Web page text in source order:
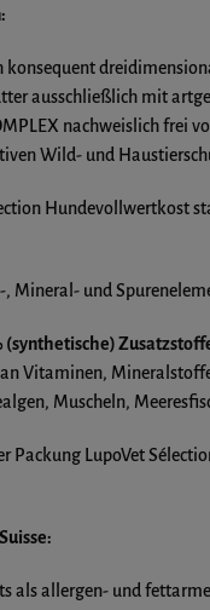
ausschließlich mit
nachweislich frei
Wild- und
Hundevollwertkost
Mineral- und
(synthetische)
Vitaminen,
Muscheln,
Packung LupoVet
als allergen- und